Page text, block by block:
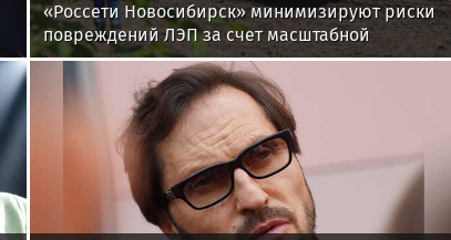
«Россети Новосибирск» минимизируют риски
повреждений ЛЭП за счет масштабной
расчистки просек